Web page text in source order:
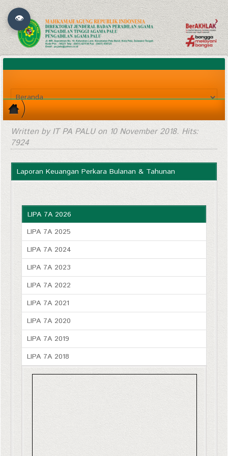
Written by IT PA PALU on 10 November 2018. Hits:
7924
Laporan Keuangan Perkara Bulanan & Tahunan
LIPA 7A 2026
LIPA 7A 2025
LIPA 7A 2024
LIPA 7A 2023
LIPA 7A 2022
LIPA 7A 2021
LIPA 7A 2020
LIPA 7A 2019
LIPA 7A 2018
👁